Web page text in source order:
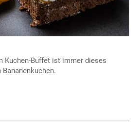
Kuchen-Buffet ist immer dieses